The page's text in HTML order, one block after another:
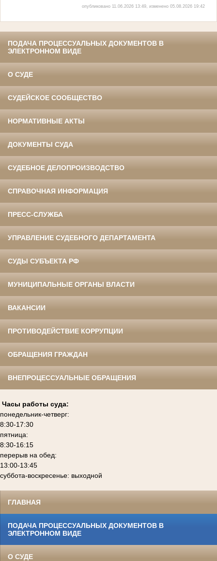
опубликовано 11.06.2026 13:49, изменено 05.08.2026 19:42
ПОДАЧА ПРОЦЕССУАЛЬНЫХ ДОКУМЕНТОВ В
ЭЛЕКТРОННОМ ВИДЕ
О СУДЕ
СУДЕЙСКОЕ СООБЩЕСТВО
НОРМАТИВНЫЕ АКТЫ
ДОКУМЕНТЫ СУДА
СУДЕБНОЕ ДЕЛОПРОИЗВОДСТВО
СПРАВОЧНАЯ ИНФОРМАЦИЯ
ПРЕСС-СЛУЖБА
УПРАВЛЕНИЕ СУДЕБНОГО ДЕПАРТАМЕНТА
СУДЫ СУБЪЕКТА РФ
МУНИЦИПАЛЬНЫЕ ОРГАНЫ ВЛАСТИ
ВАКАНСИИ
ПРОТИВОДЕЙСТВИЕ КОРРУПЦИИ
ОБРАЩЕНИЯ ГРАЖДАН
ВНЕПРОЦЕССУАЛЬНЫЕ ОБРАЩЕНИЯ
Часы работы суда:
понедельник-четверг:
8:30-17:30
пятница:
8:30-16:15
перерыв на обед:
13:00-13:45
суббота-воскресенье: выходной
ГЛАВНАЯ
ПОДАЧА ПРОЦЕССУАЛЬНЫХ ДОКУМЕНТОВ В
ЭЛЕКТРОННОМ ВИДЕ
О СУДЕ